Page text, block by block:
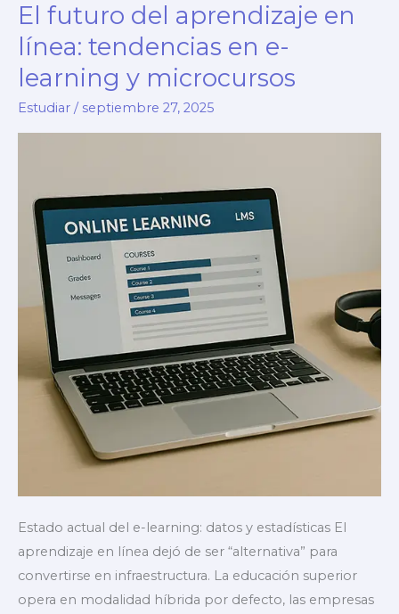
El futuro del aprendizaje en
línea: tendencias en e-
learning y microcursos
Estudiar / septiembre 27, 2025
Estado actual del e-learning: datos y estadísticas El
aprendizaje en línea dejó de ser “alternativa” para
convertirse en infraestructura. La educación superior
opera en modalidad híbrida por defecto, las empresas